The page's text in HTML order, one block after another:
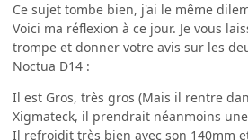
Ce sujet tombe bien, j'ai le même
Voici ma réflexion à ce jour. Je vous
trompe et donner votre avis sur les
Noctua D14 :
Il est Gros, très gros (Mais il rentre
Xigmateck, il prendrait néanmoins
Il refroidit très bien avec son 140mm